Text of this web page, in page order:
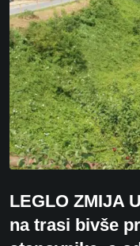
LEGLO ZMIJA
na trasi bivše